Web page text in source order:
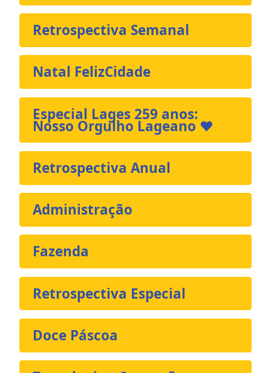
Retrospectiva Semanal
Natal FelizCidade
Especial Lages 259 anos:
Nosso Orgulho Lageano ❤️
Retrospectiva Anual
Administração
Fazenda
Retrospectiva Especial
Doce Páscoa